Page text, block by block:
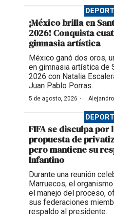
¡México brilla en
2026! Conquista
gimnasia artística
México ganó dos oros,
en gimnasia artística de
2026 con Natalia
Juan Pablo Porras.
5 de agosto, 2026 ·
FIFA se disculpa por
propuesta de
pero mantiene su
Infantino
Durante una reunión
Marruecos, el
el manejo del proceso,
sus federaciones
respaldo al presidente.